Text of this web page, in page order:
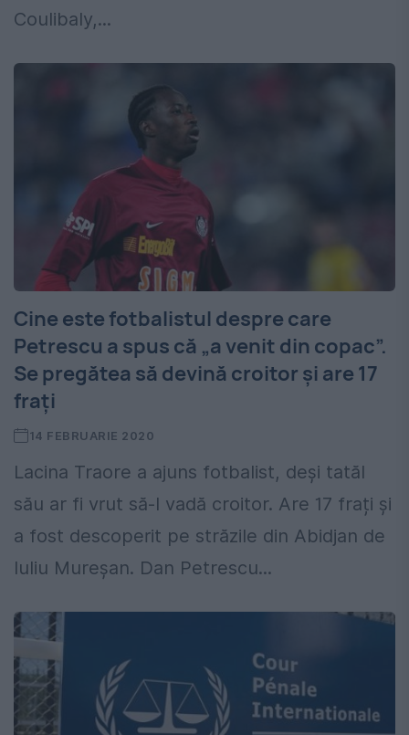
Coulibaly,...
Cine este fotbalistul despre care
Petrescu a spus că „a venit din copac”.
Se pregătea să devină croitor și are 17
frați
14 FEBRUARIE 2020
Lacina Traore a ajuns fotbalist, deși tatăl
său ar fi vrut să-l vadă croitor. Are 17 frați și
a fost descoperit pe străzile din Abidjan de
Iuliu Mureșan. Dan Petrescu...